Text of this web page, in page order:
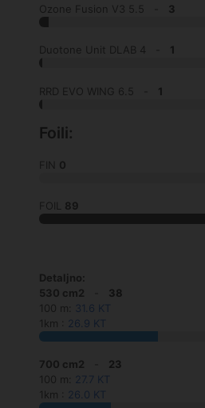
Ozone Fusion V3 5.5 - 3
Duotone Unit DLAB 4 - 1
RRD EVO WING 6.5 - 1
Foili:
FIN 0
FOIL 89
Detaljno:
530 cm2
38
100 m:
31.6 KT
1km : 26.9 KT
700 cm2
23
100 m: 27.7 KT
1km : 26.0 KT